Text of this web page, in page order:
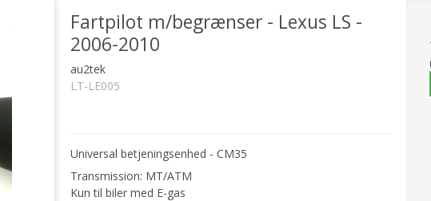
Fartpilot m/begrænser - Lexus LS -
2006-2010
au2tek
LT-LE005
Universal betjeningsenhed - CM35
Transmission: MT/ATM
Kun til biler med E-gas